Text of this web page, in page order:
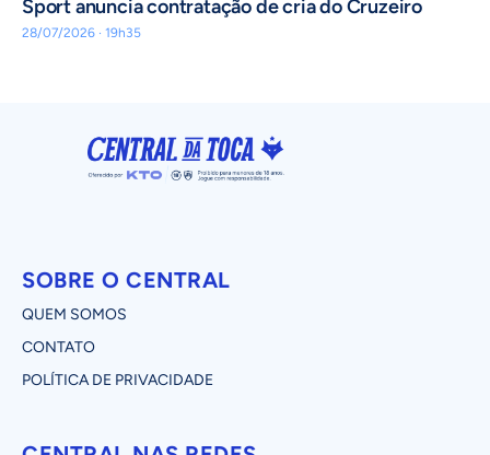
Sport anuncia contratação de cria do Cruzeiro
28/07/2026 · 19h35
SOBRE O CENTRAL
QUEM SOMOS
CONTATO
POLÍTICA DE PRIVACIDADE